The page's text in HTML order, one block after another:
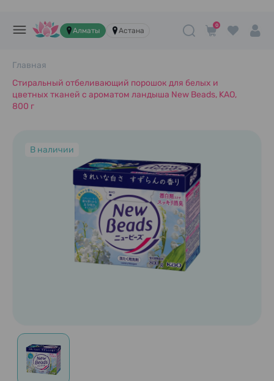
Алматы Астана
0
Главная
Стиральный отбеливающий порошок для белых и
цветных тканей с ароматом ландыша New Beads, KAO,
800 г
В наличии